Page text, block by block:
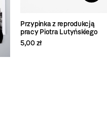
Przypinka z reprodukcją
pracy Piotra Lutyńskiego
5,00 zł